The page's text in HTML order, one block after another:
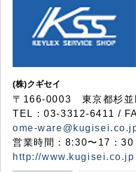
(株)クギセイ
〒166-0003 東京都杉並
TEL：03-3312-6411 /
ome-
営業時間：8:30〜17：
http://www.kugisei.co.jp